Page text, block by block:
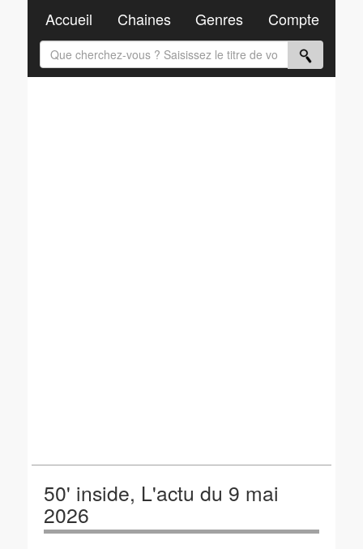
50' inside, L'actu du 9 mai
2026
Accueil Chaines Genres Compte